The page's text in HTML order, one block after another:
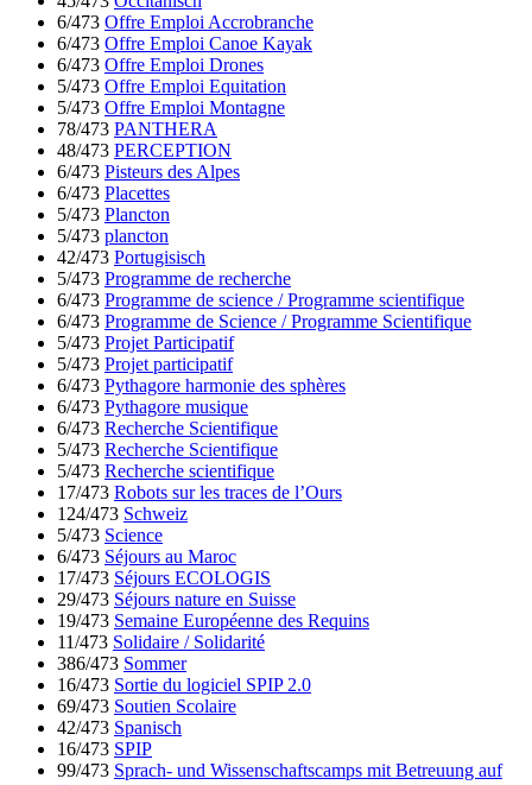
6/473 Offre Emploi Accrobranche
6/473 Offre Emploi Canoe Kayak
6/473 Offre Emploi Drones
5/473 Offre Emploi Equitation
5/473 Offre Emploi Montagne
78/473 PANTHERA
48/473 PERCEPTION
6/473 Pisteurs des Alpes
6/473 Placettes
5/473 Plancton
5/473 plancton
42/473 Portugisisch
5/473 Programme de recherche
6/473 Programme de science / Programme scientifique
6/473 Programme de Science / Programme Scientifique
5/473 Projet Participatif
5/473 Projet participatif
6/473 Pythagore harmonie des sphères
6/473 Pythagore musique
6/473 Recherche Scientifique
5/473 Recherche Scientifique
5/473 Recherche scientifique
17/473 Robots sur les traces de l’Ours
124/473 Schweiz
5/473 Science
6/473 Séjours au Maroc
17/473 Séjours ECOLOGIS
29/473 Séjours nature en Suisse
19/473 Semaine Européenne des Requins
11/473 Solidaire / Solidarité
386/473 Sommer
16/473 Sortie du logiciel SPIP 2.0
69/473 Soutien Scolaire
42/473 Spanisch
16/473 SPIP
99/473 Sprach- und Wissenschaftscamps mit Betreuung auf